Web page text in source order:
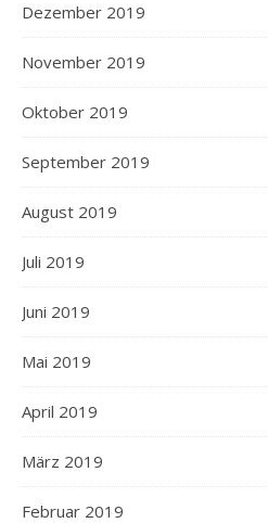
Dezember 2019
November 2019
Oktober 2019
September 2019
August 2019
Juli 2019
Juni 2019
Mai 2019
April 2019
März 2019
Februar 2019